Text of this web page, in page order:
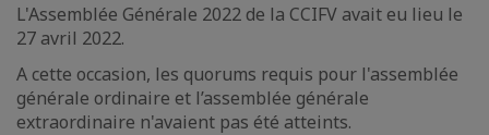
L'Assemblée Générale 2022 de la CCIFV avait eu lieu le
27 avril 2022.
A cette occasion, les quorums requis pour l'assemblée
générale ordinaire et l’assemblée générale
extraordinaire n'avaient pas été atteints.